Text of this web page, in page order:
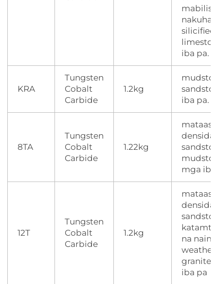
mabilis
nakuha
silicified
iba pa.
KRA
Tungsten
Cobalt
Carbide
1.2kg
iba pa.
8TA
Tungsten
Cobalt
Carbide
1.22kg
mataas
mga iba
12T
Tungsten
Cobalt
Carbide
1.2kg
mataas
na naim
granite,
iba pa